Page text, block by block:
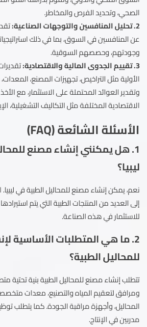
الصحي، وتحديد الفرص والمخاطر.
2. تحليل المنافسين والتوجهات الصناعية:
عن المنافسين في السوق، بما في ذلك
وجودتهم، وحصصهم السوقية.
3. تقييم الجدوى المالية والاقتصادية:
الأولية مثل التراخيص، تجهيزات المصنع،
وتقدير العوائد المحتملة على الاستثمار، مع
الاقتصادية المختلفة مثل التكاليف التشغيلية،
الأسئلة الشائعة (FAQ)
1. هل يمكنني إنشاء مصنع
ليبيا؟
نعم، يمكن إنشاء مصنع للمحاليل الطبية في
إلى العديد من المنتجات الطبية التي يتم
للاستثمار في هذه الصناعة.
2. ما هي المتطلبات الأساسية
للمحاليل الطبية؟
تتطلب إنشاء مصنع للمحاليل الطبية بنية تحتية
ومرافق لتعقيم المياه والتصنيع، معدات
المحاليل، وأجهزة مراقبة الجودة. كما يتطلب
مدربين في الإنتاج.